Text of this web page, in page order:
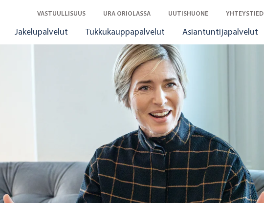
VASTUULLISUUS URA ORIOLASSA UUTISHUONE
Jakelupalvelut Tukkukauppapalvelut Asiantuntijapalvelut